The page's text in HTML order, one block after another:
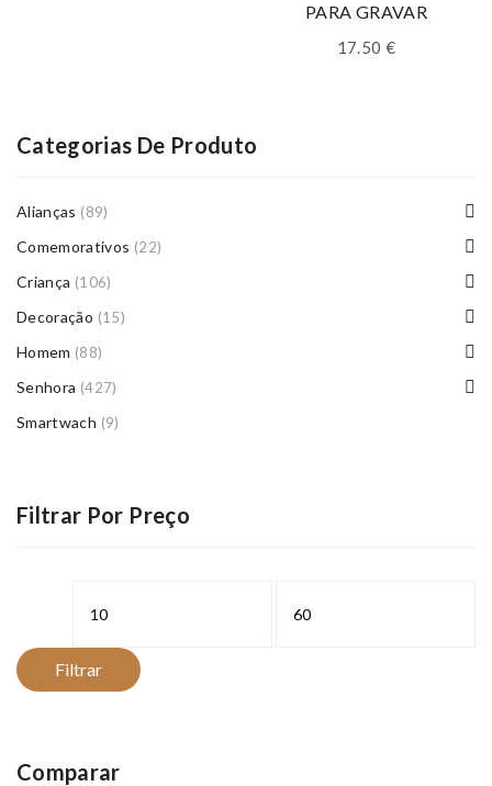
PARA GRAVAR
17.50 €
Categorias De Produto
Alianças (89)
Comemorativos (22)
Criança (106)
Decoração (15)
Homem (88)
Senhora (427)
Smartwach (9)
Filtrar Por Preço
Filtrar
Comparar